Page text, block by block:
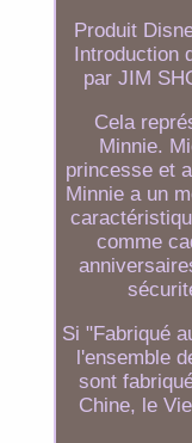
Produit
Introduction
par JIM
Cela
Minnie.
princesse et
Minnie a un
comme
Si "Fabriqué
l'ensemble
sont
Chine, le